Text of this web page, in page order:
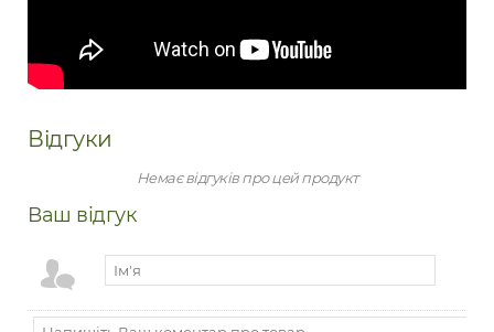
Відгуки
Немає відгуків про цей продукт
Ваш відгук